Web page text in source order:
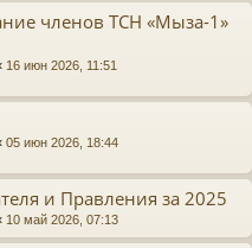
членов ТСН «Мыза-1»
16 июн 2026, 11:51
05 июн 2026, 18:44
и Правления за 2025
10 май 2026, 07:13